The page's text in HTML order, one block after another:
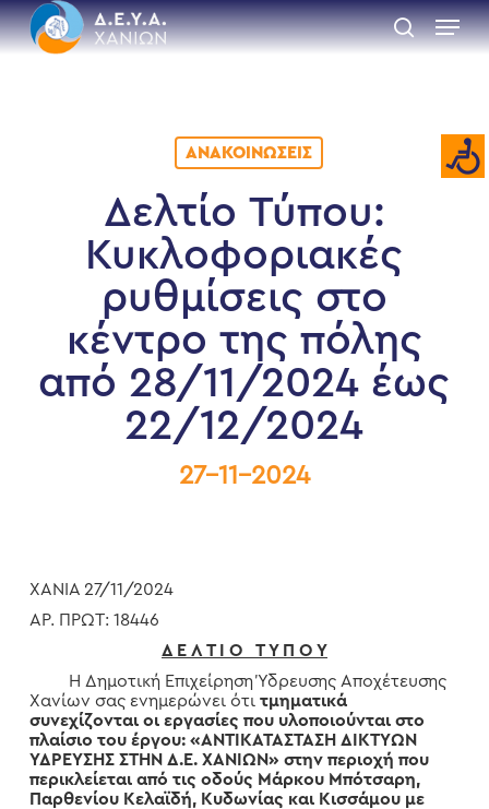
Skip
to
main
search
Menu
ΑΝΑΚΟΙΝΏΣΕΙΣ
Δελτίο Τύπου:
Κυκλοφοριακές
ρυθμίσεις στο
κέντρο της πόλης
από 28/11/2024 έως
22/12/2024
27-11-2024
ΧΑΝΙΑ 27/11/2024
ΑΡ. ΠΡΩΤ: 18446
Δ Ε Λ Τ Ι Ο Τ Υ Π Ο Υ
Η Δημοτική Επιχείρηση Ύδρευσης Αποχέτευσης
Χανίων σας ενημερώνει ότι τμηματικά
συνεχίζονται οι εργασίες που υλοποιούνται στο
πλαίσιο του έργου: «ΑΝΤΙΚΑΤΑΣΤΑΣΗ ΔΙΚΤΥΩΝ
ΥΔΡΕΥΣΗΣ ΣΤΗΝ Δ.Ε. ΧΑΝΙΩΝ» στην περιοχή που
περικλείεται από τις οδούς Μάρκου Μπότσαρη,
Παρθενίου Κελαϊδή, Κυδωνίας και Κισσάμου με